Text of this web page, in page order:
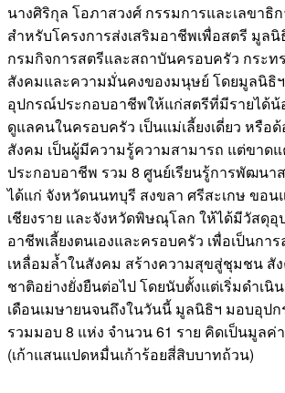
นางศิริกุล โอภาสวงศ์ กรรมการและเลขาธิก
สำหรับโครงการส่งเสริมอาชีพเพื่อสตรี มูลนิ
กรมกิจการสตรีและสถาบันครอบครัว กระท
สังคมและความมั่นคงของมนุษย์ โดยมูลนิธิ
อุปกรณ์ประกอบอาชีพให้แก่สตรีที่มีรายได้
ดูแลคนในครอบครัว เป็นแม่เลี้ยงเดี่ยว หรือ
สังคม เป็นผู้มีความรู้ความสามารถ แต่ขาด
ประกอบอาชีพ รวม 8 ศูนย์เรียนรู้การพัฒนา
ได้แก่ จังหวัดนนทบุรี สงขลา ศรีสะเกษ ขอ
เชียงราย และจังหวัดพิษณุโลก ให้ได้มีวัสดุ
อาชีพเลี้ยงตนเองและครอบครัว เพื่อเป็นกา
เหลื่อมล้ำในสังคม สร้างความสุขสู่ชุมชน สั
ชาติอย่างยั่งยืนต่อไป โดยนับตั้งแต่เริ่มดำเนิ
เดือนเมษายนจนถึงในวันนี้ มูลนิธิฯ มอบอุป
รวมมอบ 8 แห่ง จำนวน 61 ราย คิดเป็นมูลค่
(เก้าแสนแปดหมื่นเก้าร้อยสี่สิบบาทถ้วน)